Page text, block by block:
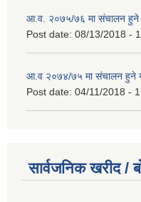
आ.व. २०७५/७६ मा संचालन हुने
Post date: 08/13/2018 -
आ.व २०७४/७५ मा संचालन हुने
Post date: 04/11/2018 -
सार्वजनिक खरीद /